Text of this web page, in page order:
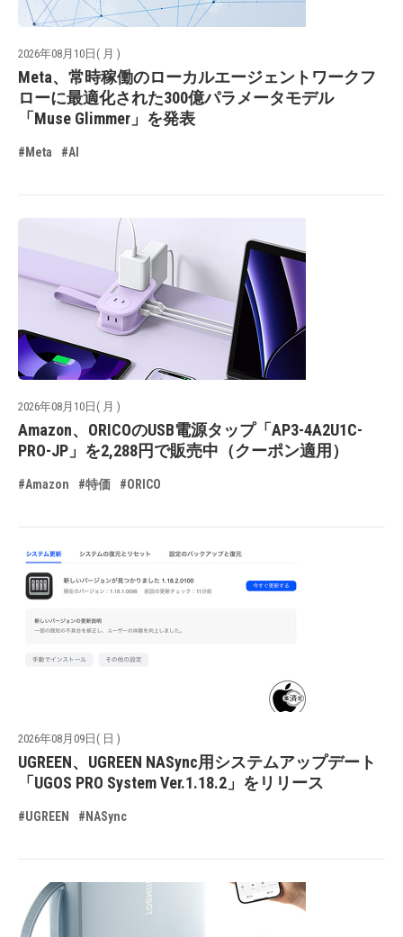
2026年08月10日( 月 )
Meta、常時稼働のローカルエージェントワークフ
ローに最適化された300億パラメータモデル
「Muse Glimmer」を発表
#Meta #AI
2026年08月10日( 月 )
Amazon、ORICOのUSB電源タップ「AP3-4A2U1C-
PRO-JP」を2,288円で販売中（クーポン適用）
#Amazon #特価 #ORICO
2026年08月09日( 日 )
UGREEN、UGREEN NASync用システムアップデート
「UGOS PRO System Ver.1.18.2」をリリース
#UGREEN #NASync